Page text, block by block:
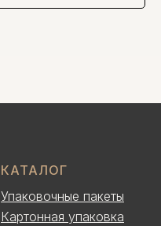
КАТАЛОГ
Упаковочные пакеты
Картонная упаковка